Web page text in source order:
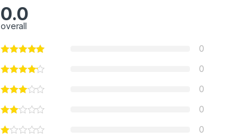
0.0
overall
0
0
0
0
0